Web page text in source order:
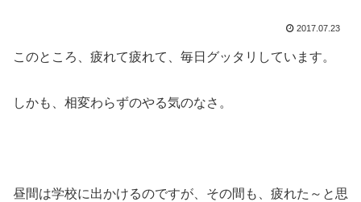
2017.07.23
このところ、疲れて疲れて、毎日グッタリしています。
しかも、相変わらずのやる気のなさ。
昼間は学校に出かけるのですが、その間も、疲れた～と思